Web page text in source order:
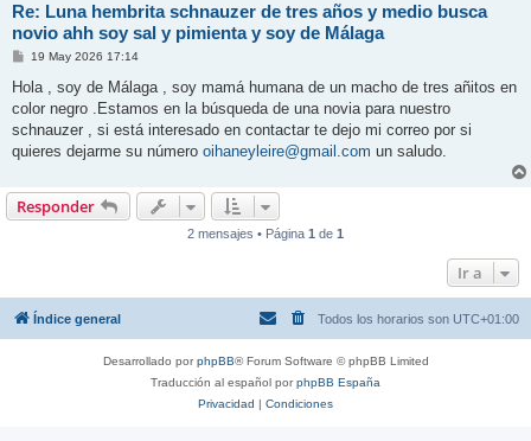
Re: Luna hembrita schnauzer de tres años y medio busca
novio ahh soy sal y pimienta y soy de Málaga
M
n
a
j
19 May 2026 17:14
Hola , soy de Málaga , soy mamá humana de un macho de tres añitos en
color negro .Estamos en la búsqueda de una novia para nuestro
schnauzer , si está interesado en contactar te dejo mi correo por si
quieres dejarme su número oihaneyleire@gmail.com un saludo.
Responder
2 mensajes • Página 1 de 1
Ir a
Índice general Todos los horarios son UTC+01:00
Desarrollado porphpBB® Forum Software © phpBB Limited
Traducción al español porphpBB España
Privacidad | Condiciones